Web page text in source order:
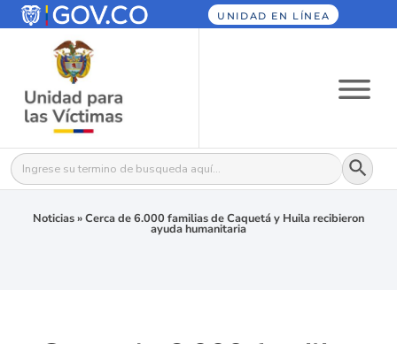
UNIDAD EN LÍNEA
Buscar: Botón
Noticias»Cerca de 6.000 familias de Caquetá y Huila recibieron
ayuda humanitaria